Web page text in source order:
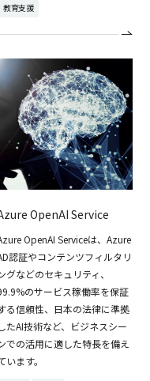
教育支援
OpenAI Service
OpenAI Serviceは、Azure
認証やコンテンツフィルタリ
グなどのセキュリティ、
のサービス稼働率を保証
る信頼性、日本の法律に準拠
したAI技術など、ビジネスシー
での活用に適した特長を備え
います。